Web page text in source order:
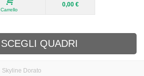
Carrello
0,00 €
SCEGLI QUADRI
Skyline Dorato